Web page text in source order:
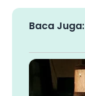
Baca Juga: